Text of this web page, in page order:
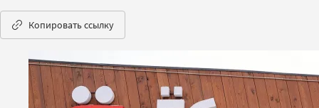
Копировать ссылку